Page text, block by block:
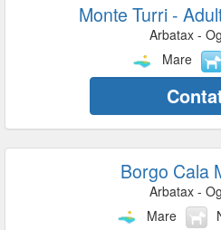
Monte Turri -
Arbatax -
Mare
Borgo Cala
Arbatax -
Mare